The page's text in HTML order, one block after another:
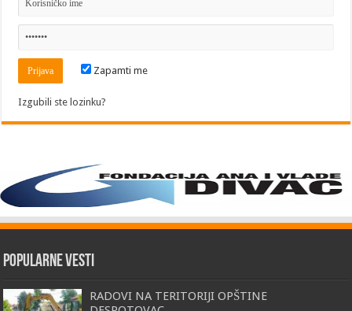
Zapamti me
Izgubili ste lozinku?
Popularne vesti
RADOVI NA TERITORIJI OPŠTINE